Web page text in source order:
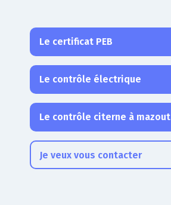
Le certificat PEB
Le contrôle électrique
Le contrôle citerne à mazout
Je veux vous contacter